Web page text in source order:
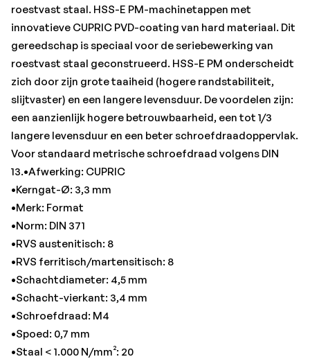
•Schachtdiameter: 4,5 mm
•Schacht-vierkant: 3,4 mm
•Schroefdraad: M4
•Spoed: 0,7 mm
•Staal < 1.000 N/mm²: 20
•Totale lengte: 63 mm
•Uitvoering: met versterkte schacht
roestvast staal. HSS-E PM-machinetappen met
innovatieve CUPRIC PVD-coating van hard materiaal. Dit
gereedschap is speciaal voor de seriebewerking van
roestvast staal geconstrueerd. HSS-E PM onderscheidt
zich door zijn grote taaiheid (hogere randstabiliteit,
slijtvaster) en een langere levensduur. De voordelen zijn:
een aanzienlijk hogere betrouwbaarheid, een tot 1/3
langere levensduur en een beter schroefdraadoppervlak.
Voor standaard metrische schroefdraad volgens DIN
13.•Afwerking: CUPRIC
•Kerngat-Ø: 3,3 mm
•Merk: Format
•Norm: DIN 371
•RVS austenitisch: 8
•RVS ferritisch/martensitisch: 8
•Schachtdiameter: 4,5 mm
•Schacht-vierkant: 3,4 mm
•Schroefdraad: M4
•Spoed: 0,7 mm
•Staal < 1.000 N/mm²: 20